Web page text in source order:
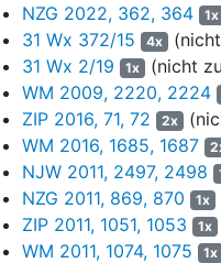
Geschäftsjahr 2020, 0,80 im
letzten Planjahr auf 0,78 in
Value ging das
Wachstumsabschlag von
Als Sonderwerte ermittelten
betriebsnotwendige
von € 66 Mio., langfristig zur
zu Geldanlagen in Höhe von
verschiedenen
des Eigenkapitals von € 18
NZG 2022, 362, 364
1x
31 Wx 372/15
4x (nicht
31 Wx 2/19
1x (nicht
WM 2009, 2220, 2224
ZIP 2016, 71, 72
2x
WM 2016, 1685, 1687
NJW 2011, 2497, 2498
NZG 2011, 869, 870
1x
ZIP 2011, 1051, 1053
1x
WM 2011, 1074, 1075
1x